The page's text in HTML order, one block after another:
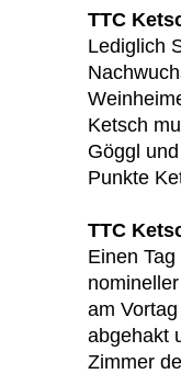
TTC
Lediglich
Ketsch
Göggl
Punkte
TTC
Einen
am
abgehakt
Zimmer